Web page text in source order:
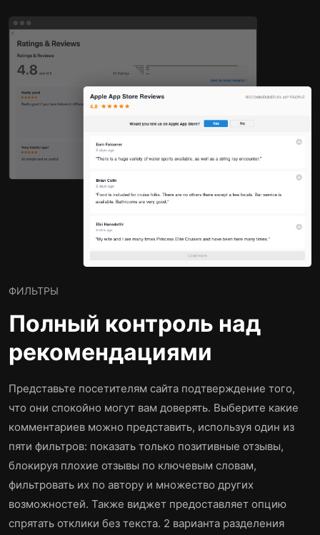
ФИЛЬТРЫ
Полный контроль над
рекомендациями
Представьте посетителям сайта подтверждение того,
что они спокойно могут вам доверять. Выберите какие
комментариев можно представить, используя один из
пяти фильтров: показать только позитивные отзывы,
блокируя плохие отзывы по ключевым словам,
фильтровать их по автору и множество других
возможностей. Также виджет предоставляет опцию
спрятать отклики без текста. 2 варианта разделения